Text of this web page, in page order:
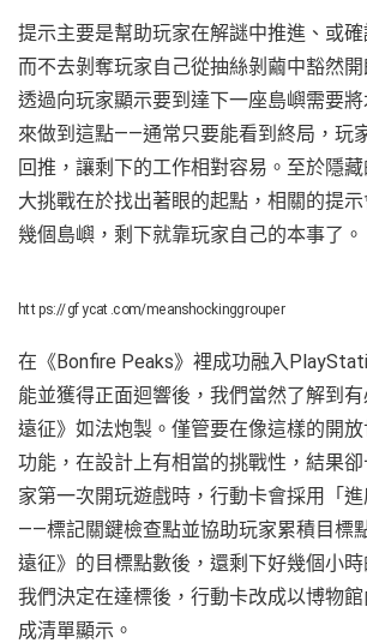
提示主要是幫助玩家在解謎中推進、或確
而不去剝奪玩家自己從抽絲剝繭中豁然
透過向玩家顯示要到達下一座島嶼需要將
來做到這點——通常只要能看到終局，玩
回推，讓剩下的工作相對容易。至於隱
大挑戰在於找出著眼的起點，相關的提
幾個島嶼，剩下就靠玩家自己的本事了。
https://gfycat.com/meanshockinggrouper
在《Bonfire Peaks》裡成功融入
能並獲得正面迴響後，我們當然了解到
遠征》如法炮製。僅管要在像這樣的開
功能，在設計上有相當的挑戰性，結果
家第一次開玩遊戲時，行動卡會採用「
——標記關鍵檢查點並協助玩家累積目標
遠征》的目標點數後，還剩下好幾個小
我們決定在達標後，行動卡改成以博物
成清單顯示。